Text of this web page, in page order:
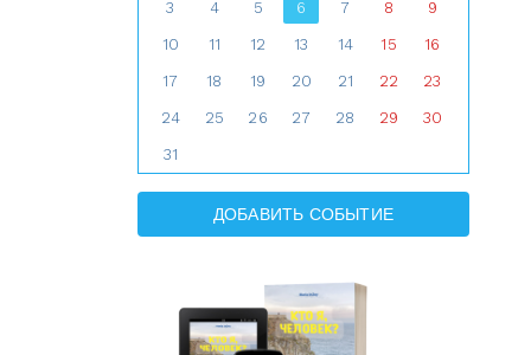
3 4 5 6 7 8 9
10 11 12 13 14 15 16
17 18 19 20 21 22 23
24 25 26 27 28 29 30
31
ДОБАВИТЬ СОБЫТИЕ